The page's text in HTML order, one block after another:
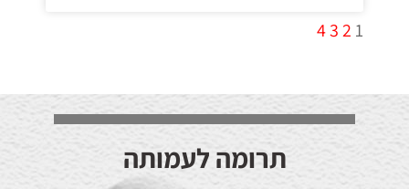
1
2
3
4
תרומה לעמותה